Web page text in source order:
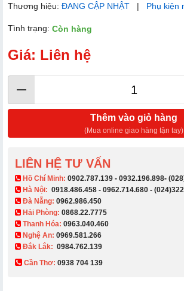
Thương hiệu: ĐANG CẬP NHẬT | Phụ kiện
Tình trạng: Còn hàng
Giá: Liên hệ
Thêm vào giỏ hàng
(Mua online giao hàng tận tay)
LIÊN HỆ TƯ VẤN
​ Hồ Chí Minh: 0902.787.139 - 0932.196.898-
Hà Nội: 0918.486.458 - 0962.714.680 -
Đà Nẵng: 0962.986.450
Hải Phòng: 0868.22.7775
Thanh Hóa: 0963.040.460
Nghệ An: 0969.581.266
Đắk Lắk: 0984.762.139
Cần Thơ: 0938 704 139​